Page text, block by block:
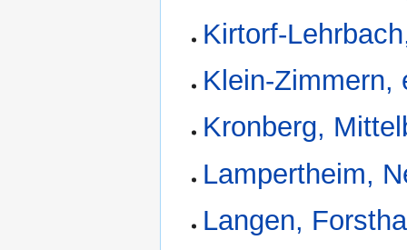
Kirtorf-
Klein-Zimmern,
Kronberg,
Lampertheim,
Langen,